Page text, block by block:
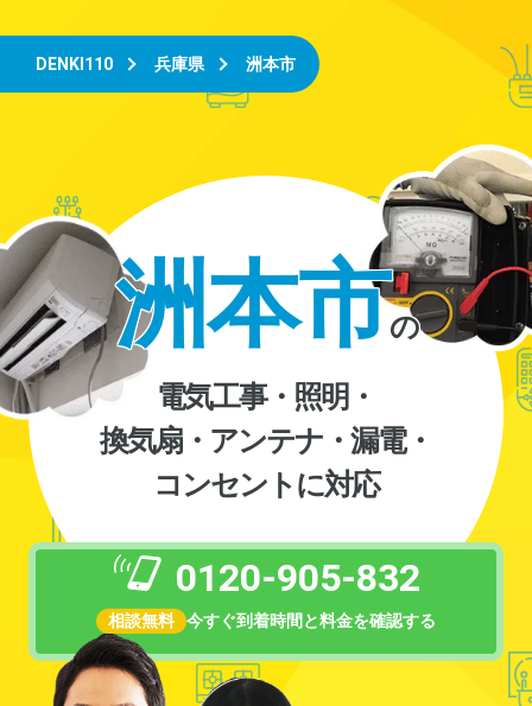
DENKI110 兵庫県 洲本市
洲本市の
電気工事・照明・
換気扇・アンテナ・漏電・
コンセントに対応
0120-905-832
相談無料 今すぐ到着時間と料金を確認する